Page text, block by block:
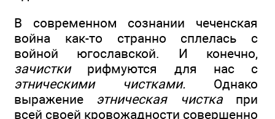
В современном сознании чеченская
война как-то странно сплелась с
войной югославской. И конечно,
зачисткирифмуются для нас с
этническими чистками. Однако
выражение этническая чисткапри
всей своей кровожадности совершенно